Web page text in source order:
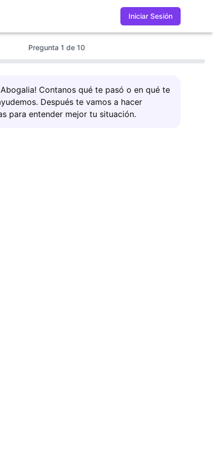
Iniciar Sesión
Pregunta 1 de 10
Abogalia! Contanos qué te pasó o en qué te
Después te vamos a hacer
para entender mejor tu situación.